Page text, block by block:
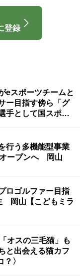
登録
eスポーツチームと
ー目指す傍ら「グ
手として国スポ出
行う多機能型事業
ープンへ 岡山
ロゴルファー目指
岡山【こどもミラ
オスの三毛猫」も
と出会える猫カフ
〉